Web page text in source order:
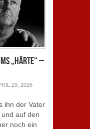
„Härte“ –
29, 2015
ihn der Vater
auf den
noch ein